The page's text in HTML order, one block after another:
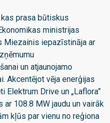
prasa būtiskus
ministrijas
Miezainis iepazīstināja ar
un atjaunojamo
Akcentējot vēja enerģijas
Drive un „Laflora”
108.8 MW jaudu un vairāk
kļūs par vienu no reģiona